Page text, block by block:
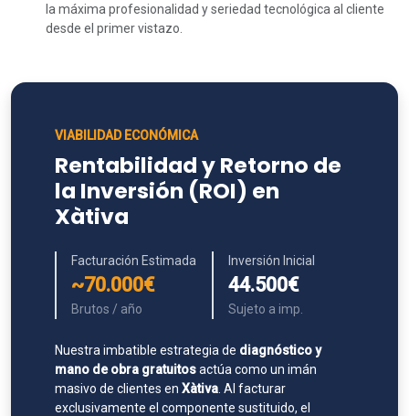
la máxima profesionalidad y seriedad tecnológica al cliente
desde el primer vistazo.
VIABILIDAD ECONÓMICA
Rentabilidad y Retorno de
la Inversión (ROI) en
Xàtiva
Facturación Estimada
~70.000€
Brutos / año
Inversión Inicial
44.500€
Sujeto a imp.
Nuestra imbatible estrategia de diagnóstico y
mano de obra gratuitosactúa como un imán
masivo de clientes en Xàtiva . Al facturar
exclusivamente el componente sustituido, el